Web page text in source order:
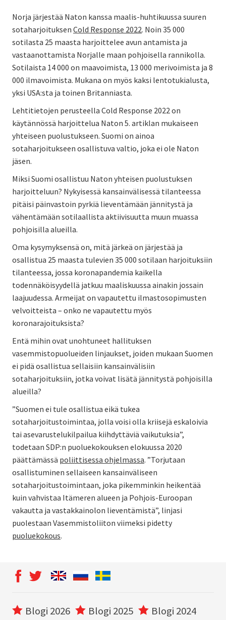
Norja järjestää Naton kanssa maalis-huhtikuussa suuren
sotaharjoituksen Cold Response 2022. Noin 35 000
sotilasta 25 maasta harjoittelee avun antamista ja
vastaanottamista Norjalle maan pohjoisella rannikolla.
Sotilaista 14 000 on maavoimista, 13 000 merivoimista ja 8
000 ilmavoimista. Mukana on myös kaksi lentotukialusta,
yksi USA:sta ja toinen Britanniasta.
Lehtitietojen perusteella Cold Response 2022 on
käytännössä harjoittelua Naton 5. artiklan mukaiseen
yhteiseen puolustukseen. Suomi on ainoa
sotaharjoitukseen osallistuva valtio, joka ei ole Naton
jäsen.
Miksi Suomi osallistuu Naton yhteisen puolustuksen
harjoitteluun? Nykyisessä kansainvälisessä tilanteessa
pitäisi päinvastoin pyrkiä lieventämään jännitystä ja
vähentämään sotilaallista aktiivisuutta muun muassa
pohjoisilla alueilla.
Oma kysymyksensä on, mitä järkeä on järjestää ja
osallistua 25 maasta tulevien 35 000 sotilaan harjoituksiin
tilanteessa, jossa koronapandemia kaikella
todennäköisyydellä jatkuu maaliskuussa ainakin jossain
laajuudessa. Armeijat on vapautettu ilmastosopimusten
velvoitteista – onko ne vapautettu myös
koronarajoituksista?
Entä mihin ovat unohtuneet hallituksen
vasemmistopuolueiden linjaukset, joiden mukaan Suomen
ei pidä osallistua sellaisiin kansainvälisiin
sotaharjoituksiin, jotka voivat lisätä jännitystä pohjoisilla
alueilla?
”Suomen ei tule osallistua eikä tukea
sotaharjoitustoimintaa, jolla voisi olla kriisejä eskaloivia
tai asevarustelukilpailua kiihdyttäviä vaikutuksia”,
todetaan SDP:n puoluekokouksen elokuussa 2020
päättämässä poliittisessa ohjelmassa. ”Torjutaan
osallistuminen sellaiseen kansainväliseen
sotaharjoitustoimintaan, joka pikemminkin heikentää
kuin vahvistaa Itämeren alueen ja Pohjois-Euroopan
vakautta ja vastakkainolon lieventämistä”, linjasi
puolestaan Vasemmistoliiton viimeksi pidetty
puoluekokous.
Blogi 2026 Blogi 2025 Blogi 2024